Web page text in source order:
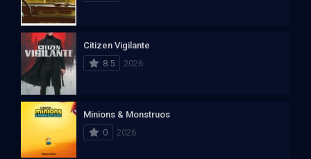
Citizen Vigilante
8.5
2026
Minions & Monstruos
0
2026